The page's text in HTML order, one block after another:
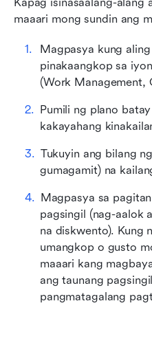
Kapag isinasaalang-alang
maaari mong sundin ang
Magpasya kung
pinakaangkop sa
(Work Management,
Pumili ng plano
kakayahang
Tukuyin ang bilang
gumagamit) na
Magpasya sa
pagsingil (nag-aalok
na diskwento). Kung
umangkop o gusto
maaari kang
ang taunang
pangmatagalang